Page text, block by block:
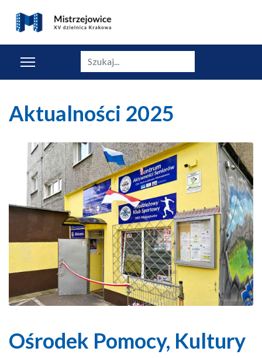
Szukaj
Aktualności 2025
Ośrodek Pomocy, Kultury